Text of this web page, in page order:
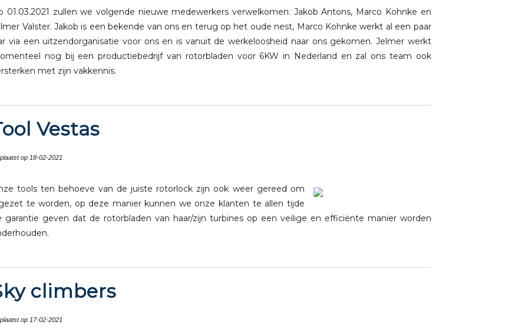
01.03.2021 zullen we volgende nieuwe medewerkers verwelkomen: Jakob Antons, Marco Kohnke en
Valster. Jakob is een bekende van ons en terug op het oude nest, Marco Kohnke werkt al een paar
via een uitzendorganisatie voor ons en is vanuit de werkeloosheid naar ons gekomen. Jelmer werkt
nog bij een productiebedrijf van rotorbladen voor 6KW in Nederland en zal ons team ook
met zijn vakkennis.
Vestas
op 18-02-2021
tools ten behoeve van de juiste rotorlock zijn ook weer gereed om
te worden, op deze manier kunnen we onze klanten te allen tijde
garantie geven dat de rotorbladen van haar/zijn turbines op een veilige en efficiënte manier worden
climbers
op 17-02-2021